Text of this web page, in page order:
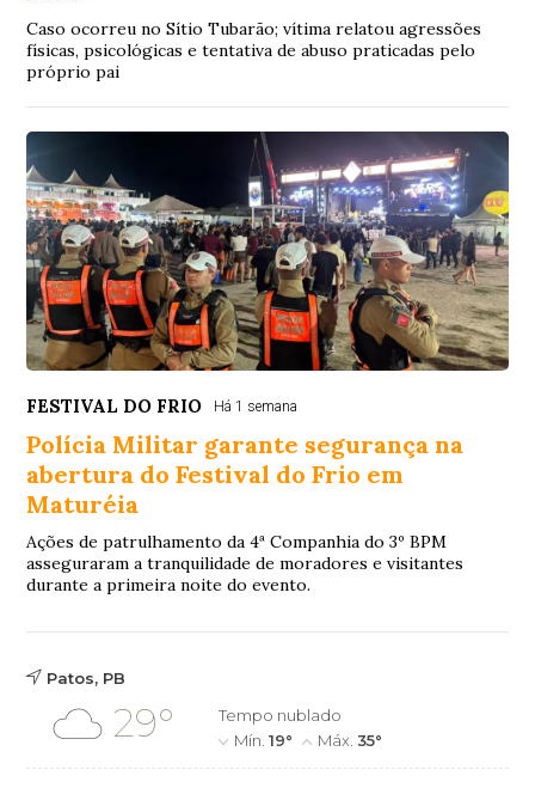
Caso ocorreu no Sítio Tubarão; vítima relatou agressões
físicas, psicológicas e tentativa de abuso praticadas pelo
próprio pai
FESTIVAL DO FRIO Há 1 semana
Polícia Militar garante segurança na
abertura do Festival do Frio em
Maturéia
Ações de patrulhamento da 4ª Companhia do 3º BPM
asseguraram a tranquilidade de moradores e visitantes
durante a primeira noite do evento.
Patos, PB
29°
Tempo nublado
Mín.19° Máx.35°